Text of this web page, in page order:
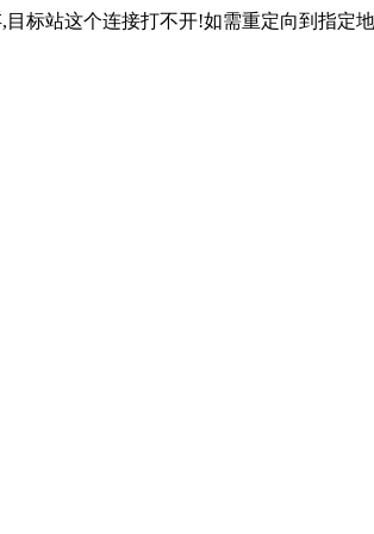
目标站这个连接打不开!如需重定向到指定